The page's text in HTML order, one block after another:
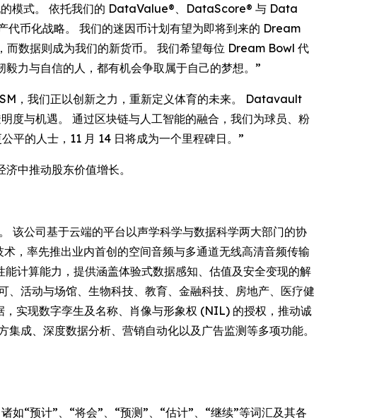
的模式。 依托我们的 DataValue®、DataScore® 与 Data
币化战略。 我们的迷因币计划有望为即将到来的 Dream
数据则成为我们的新货币。 我们希望每位 Dream Bowl 代
力与自信的人，都有机会争取属于自己的梦想。”
，我们正以创新之力，重新定义体育的未来。 Datavault
与机遇。 通过区块链与人工智能的融合，我们为球员、粉
平的人士，11 月 14 日将成为一个里程碑日。”
中推动股东价值增长。
公司基于云端的平台以声学科学与数据科学两大部门的协
率先推出业内首创的空间音频与多通道无线高清音频传输
计算能力，提供涵盖体验式数据感知、估值及安全变现的解
活动与场馆、生物科技、教育、金融科技、房地产、医疗健
实现数字孪生及名称、肖像与形象权 (NIL) 的授权，推动诚
成、深度数据分析、营销自动化以及广告监测等多项功能。
如“预计”、“将会”、“预测”、“估计”、“继续”等词汇及其各